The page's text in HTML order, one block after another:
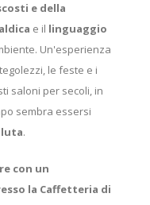
e della
e il linguaggio
Un'esperienza
le feste e i
saloni per secoli, in
sembra essersi
.
con un
la Caffetteria di